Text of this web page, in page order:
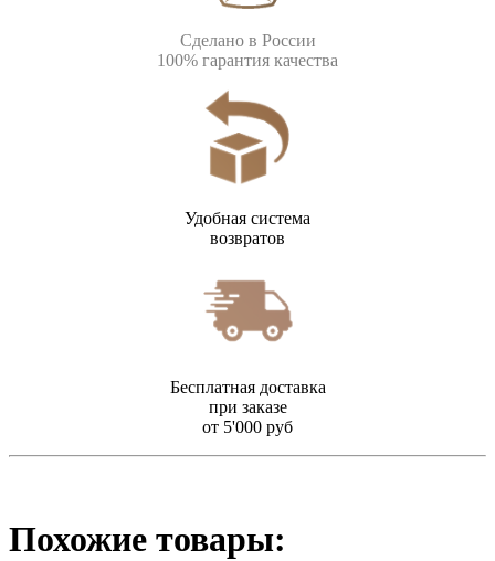
Сделано в России
100% гарантия качества
Удобная система
возвратов
Бесплатная доставка
при заказе
от 5'000 руб
Похожие товары: